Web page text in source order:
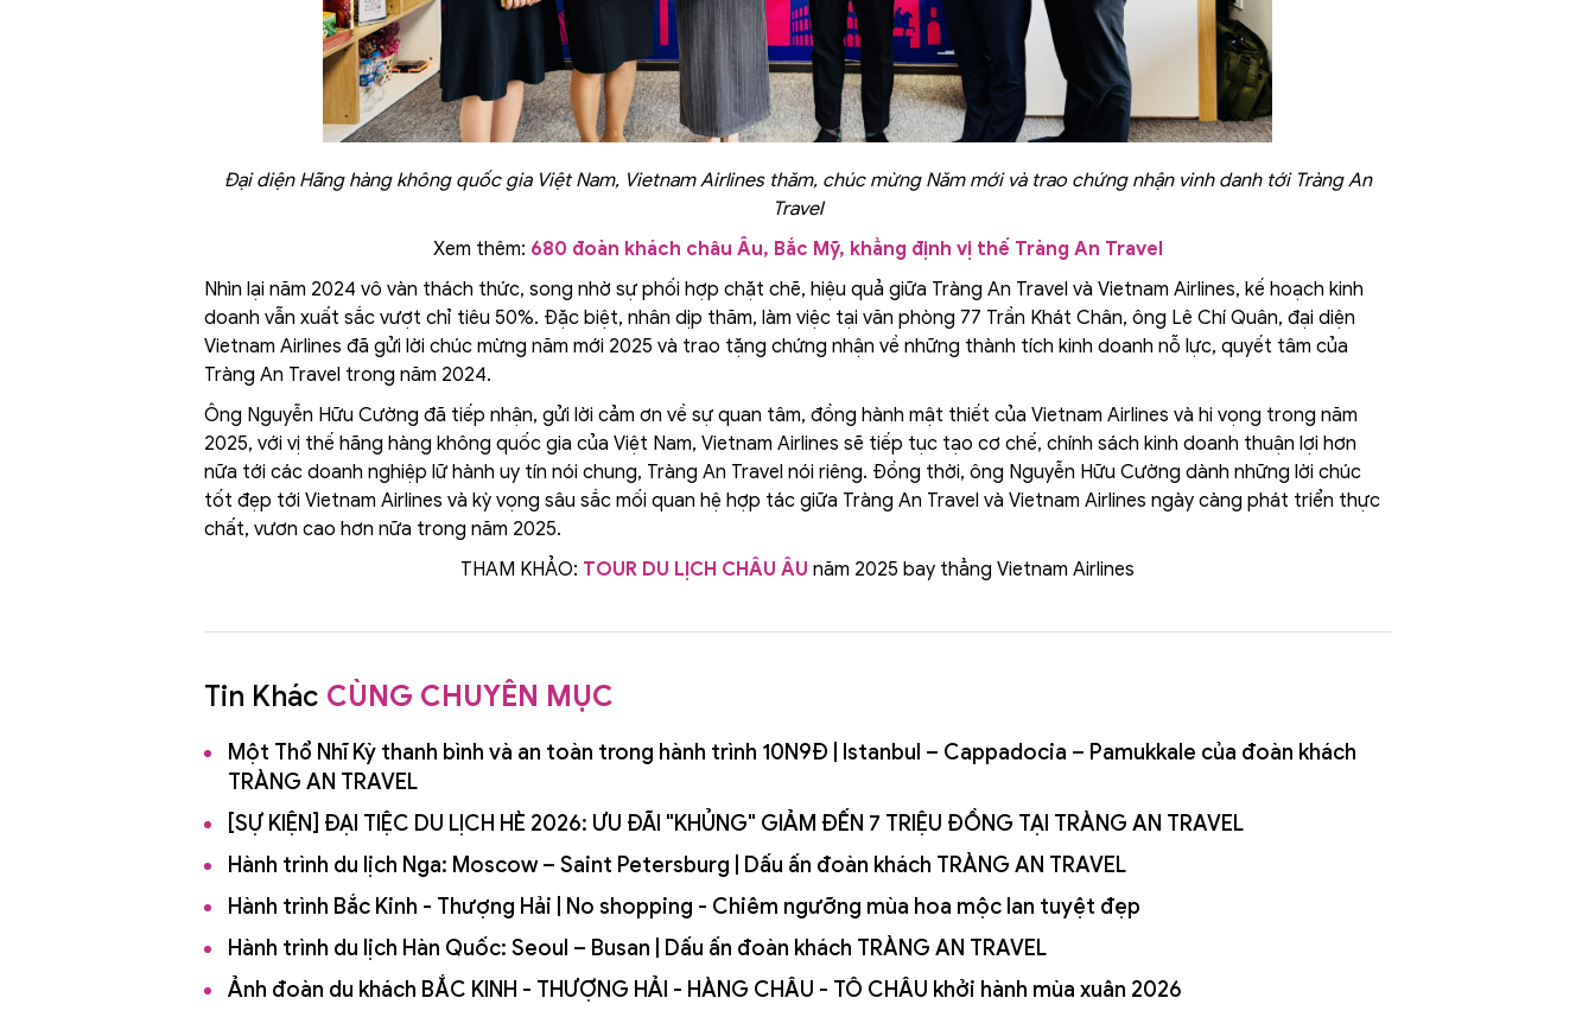
Đại diện Hãng hàng không quốc gia Việt Nam, Vietnam Airlines thăm, chúc mừng Năm mới và trao chứng nhận vinh danh tới Tràng An
Travel
Xem thêm: 680 đoàn khách châu Âu, Bắc Mỹ, khẳng định vị thế Tràng An Travel
Nhìn lại năm 2024 vô vàn thách thức, song nhờ sự phối hợp chặt chẽ, hiệu quả giữa Tràng An Travel và Vietnam Airlines, kế hoạch kinh
doanh vẫn xuất sắc vượt chỉ tiêu 50%. Đặc biệt, nhân dịp thăm, làm việc tại văn phòng 77 Trần Khát Chân, ông Lê Chí Quân, đại diện
Vietnam Airlines đã gửi lời chúc mừng năm mới 2025 và trao tặng chứng nhận về những thành tích kinh doanh nỗ lực, quyết tâm của
Tràng An Travel trong năm 2024.
Ông Nguyễn Hữu Cường đã tiếp nhận, gửi lời cảm ơn về sự quan tâm, đồng hành mật thiết của Vietnam Airlines và hi vọng trong năm
2025, với vị thế hãng hàng không quốc gia của Việt Nam, Vietnam Airlines sẽ tiếp tục tạo cơ chế, chính sách kinh doanh thuận lợi hơn
nữa tới các doanh nghiệp lữ hành uy tín nói chung, Tràng An Travel nói riêng. Đồng thời, ông Nguyễn Hữu Cường dành những lời chúc
tốt đẹp tới Vietnam Airlines và kỳ vọng sâu sắc mối quan hệ hợp tác giữa Tràng An Travel và Vietnam Airlines ngày càng phát triển thực
chất, vươn cao hơn nữa trong năm 2025.
THAM KHẢO: TOUR DU LỊCH CHÂU ÂU năm 2025 bay thẳng Vietnam Airlines
Tin Khác CÙNG CHUYÊN MỤC
Một Thổ Nhĩ Kỳ thanh bình và an toàn trong hành trình 10N9Đ | Istanbul – Cappadocia – Pamukkale của đoàn khách
TRÀNG AN TRAVEL
[SỰ KIỆN] ĐẠI TIỆC DU LỊCH HÈ 2026: ƯU ĐÃI "KHỦNG" GIẢM ĐẾN 7 TRIỆU ĐỒNG TẠI TRÀNG AN TRAVEL
Hành trình du lịch Nga: Moscow – Saint Petersburg | Dấu ấn đoàn khách TRÀNG AN TRAVEL
Hành trình Bắc Kinh - Thượng Hải | No shopping - Chiêm ngưỡng mùa hoa mộc lan tuyệt đẹp
Hành trình du lịch Hàn Quốc: Seoul – Busan | Dấu ấn đoàn khách TRÀNG AN TRAVEL
Ảnh đoàn du khách BẮC KINH - THƯỢNG HẢI - HÀNG CHÂU - TÔ CHÂU khởi hành mùa xuân 2026